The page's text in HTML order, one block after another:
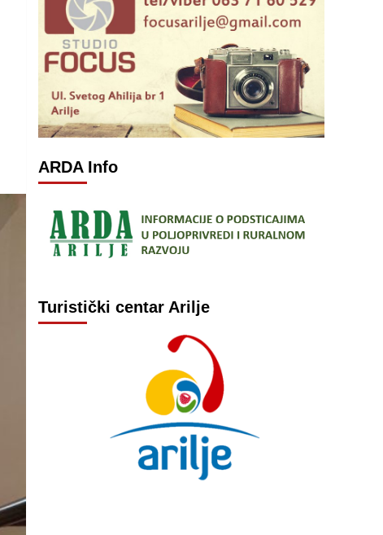
ARDA Info
Turistički centar Arilje